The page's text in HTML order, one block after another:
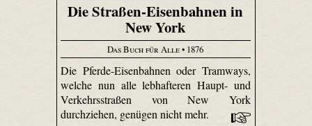
Die Straßen-Eisenbahnen in
New York
Das Buch für Alle• 1876
Die Pferde-Eisenbahnen oder Tramways,
welche nun alle lebhafteren Haupt- und
Verkehrsstraßen von New York
durchziehen, genügen nicht mehr.